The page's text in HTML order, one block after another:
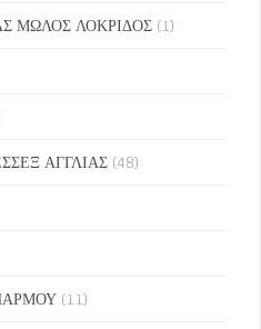
ΜΩΛΟΣ ΛΟΚΡΙΔΟΣ (1)
ΑΓΓΛΙΑΣ (48)
(11)